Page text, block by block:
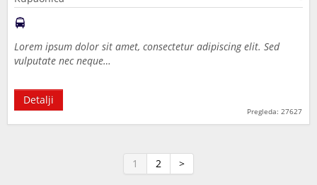
Lorem ipsum dolor sit amet, consectetur adipiscing elit. Sed
vulputate nec neque…
Pregleda: 27627
Detalji
1 2 >